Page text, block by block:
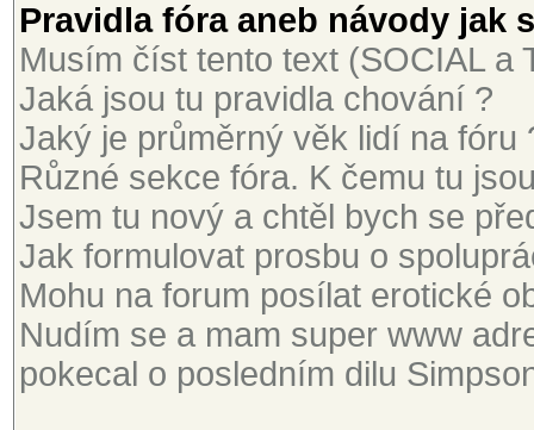
Pravidla fóra aneb návody jak
Musím číst tento text (SOCIAL a
Jaká jsou tu pravidla chování ?
Jaký je průměrný věk lidí na fóru
Různé sekce fóra. K čemu tu
Jsem tu nový a chtěl bych se
Jak formulovat prosbu o
Mohu na forum posílat erotické
Nudím se a mam super www
pokecal o posledním dilu